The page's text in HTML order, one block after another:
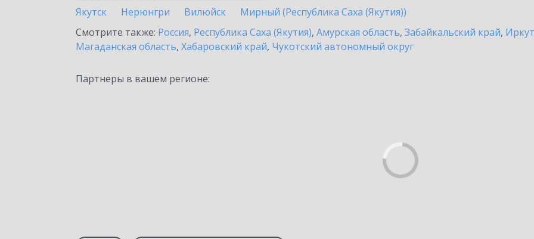
Якутск
Нерюнгри Вилюйск
Мирный (Республика Саха (Якутия))
Смотрите также: Россия, Республика Саха (Якутия), Амурская область, Забайкальский край,
Магаданская область, Хабаровский край, Чукотский автономный округ
Партнеры в вашем регионе: